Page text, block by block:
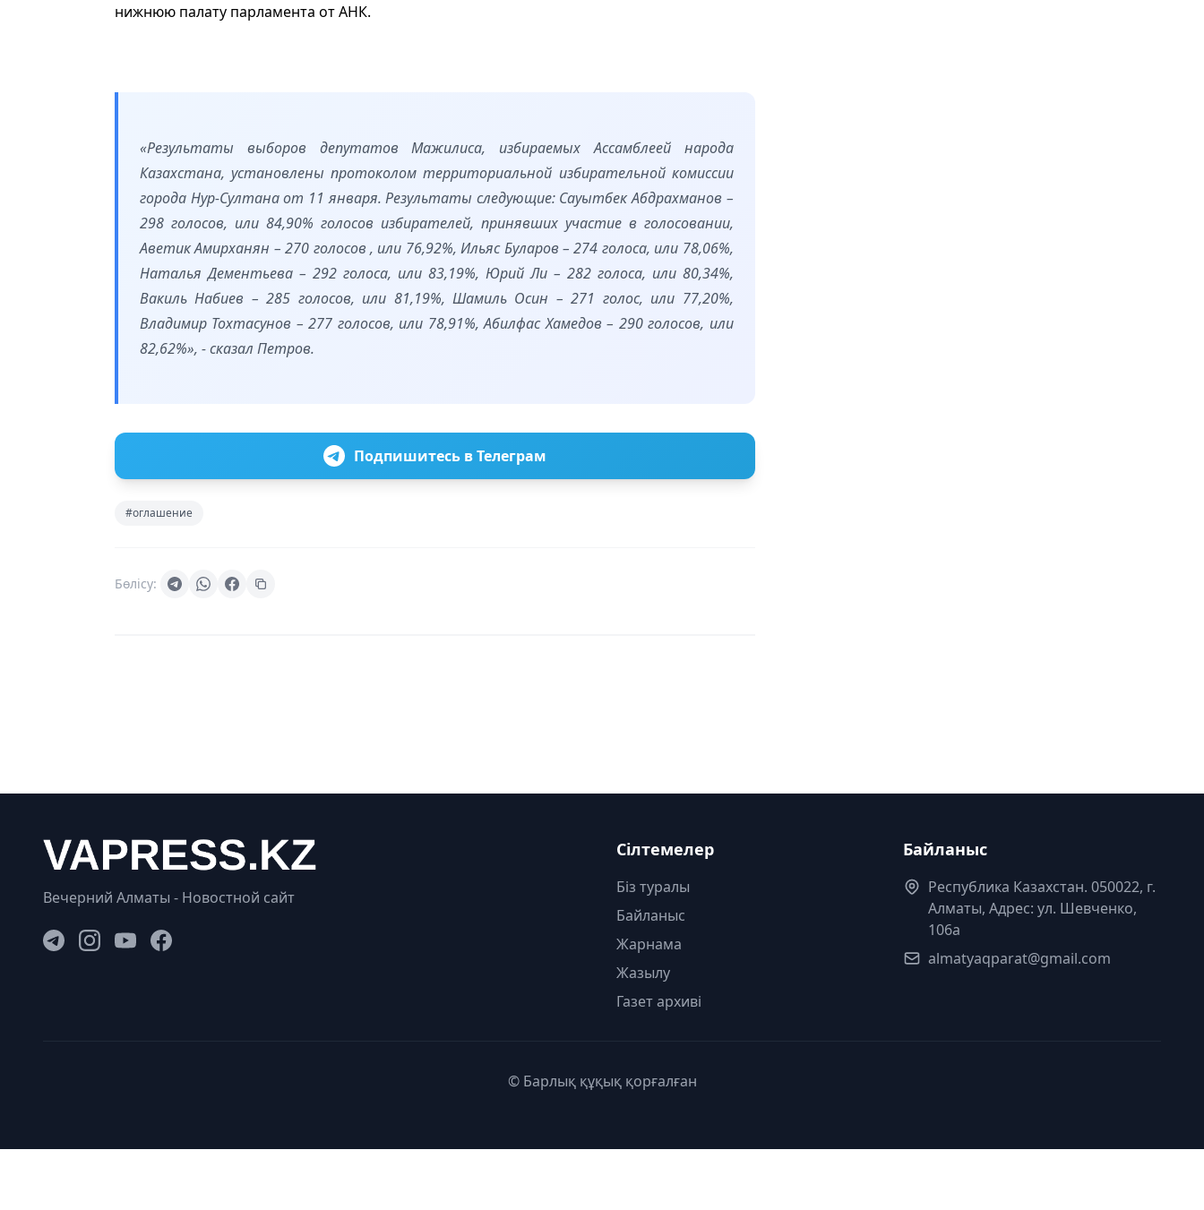
нижнюю палату парламента от АНК.
«Результаты выборов депутатов Мажилиса, избираемых Ассамблеей народа
Казахстана, установлены протоколом территориальной избирательной комиссии
города Нур-Султана от 11 января. Результаты следующие: Сауытбек Абдрахманов –
298 голосов, или 84,90% голосов избирателей, принявших участие в голосовании,
Аветик Амирханян – 270 голосов , или 76,92%, Ильяс Буларов – 274 голоса, или 78,06%,
Наталья Дементьева – 292 голоса, или 83,19%, Юрий Ли – 282 голоса, или 80,34%,
Вакиль Набиев – 285 голосов, или 81,19%, Шамиль Осин – 271 голос, или 77,20%,
Владимир Тохтасунов – 277 голосов, или 78,91%, Абилфас Хамедов – 290 голосов, или
82,62%», - сказал Петров.
Подпишитесь в Телеграм
#оглашение
Бөлісу:
Вечерний Алматы - Новостной сайт
Сілтемелер
Біз туралы
Байланыс
Жарнама
Жазылу
Газет архиві
Байланыс
Республика Казахстан. 050022, г.
Алматы, Адрес: ул. Шевченко,
106а
almatyaqparat@gmail.com
© Барлық құқық қорғалған